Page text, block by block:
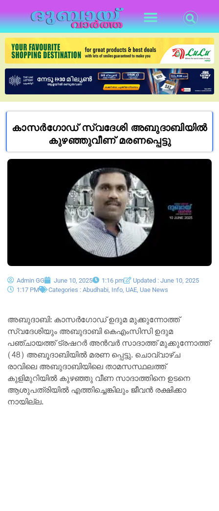
കാസർഗോഡ് സ്വദേശി അബുദാബിയിൽ
കുഴഞ്ഞുവീണ് മരണപ്പെട്ടു
Admin GG June 10, 2025 1:16 pm
Updated : June 10, 2025
1:17 PM
Categories : Abudhabi Info UAE Uae News
അബുദാബി: കാസർഗോഡ് ഉദുമ മുക്കുന്നോത്ത്
സ്വദേശിയും അബുദാബി കെഎംസിസി ഉദുമ
പഞ്ചായത്ത്‌ ട്രഷറർ അൻവർ സാദാത്ത് മുക്കുന്നോത്ത്
(48) അബൂദാബിയില്‍ മരണ പ്പെട്ടു. ചൊവ്വാഴ്ച
രാവിലെ അബുദാബിയിലെ താമസസ്ഥലത്ത്
കുളിമുറിയിൽ കുഴഞ്ഞു വീണ സാദാത്തിനെ ഉടനെ
ആശുപത്രിയിൽ എത്തിച്ചെങ്കിലും ജീവൻ രക്ഷിക്കാ
നായില്ല.